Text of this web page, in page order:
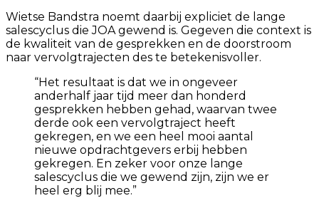
Wietse Bandstra noemt daarbij expliciet de lange
salescyclus die JOA gewend is. Gegeven die context is
de kwaliteit van de gesprekken en de doorstroom
naar vervolgtrajecten des te betekenisvoller.
“Het resultaat is dat we in ongeveer
anderhalf jaar tijd meer dan honderd
gesprekken hebben gehad, waarvan twee
derde ook een vervolgtraject heeft
gekregen, en we een heel mooi aantal
nieuwe opdrachtgevers erbij hebben
gekregen. En zeker voor onze lange
salescyclus die we gewend zijn, zijn we er
heel erg blij mee.”